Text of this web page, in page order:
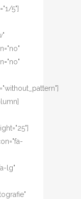
5"]
lg"